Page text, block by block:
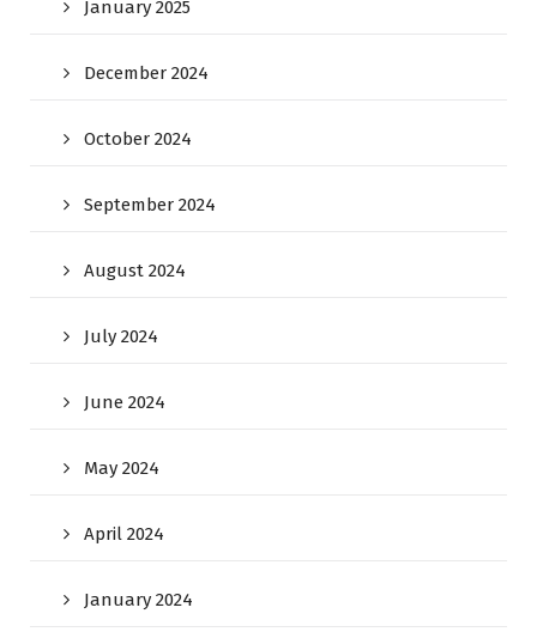
January 2025
December 2024
October 2024
September 2024
August 2024
July 2024
June 2024
May 2024
April 2024
January 2024